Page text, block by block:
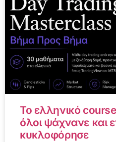
Το ελληνικό
όλοι ψάχνανε και
κυκλοφόρησε